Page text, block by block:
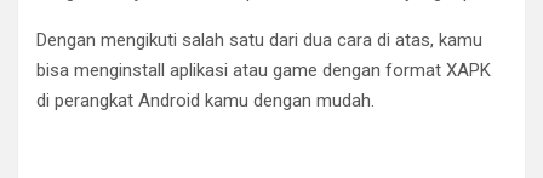
Dengan mengikuti salah satu dari dua cara di atas, kamu
bisa menginstall aplikasi atau game dengan format XAPK
di perangkat Android kamu dengan mudah.